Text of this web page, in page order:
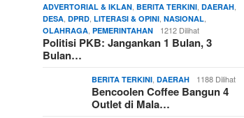
ADVERTORIAL & IKLAN,BERITA TERKINI,DAERAH,
DESA,DPRD,LITERASI & OPINI,NASIONAL,
OLAHRAGA,PEMERINTAHAN 1212 Dilihat
Politisi PKB: Jangankan 1 Bulan, 3
Bulan…
BERITA TERKINI,DAERAH 1188 Dilihat
Bencoolen Coffee Bangun 4
Outlet di Mala…